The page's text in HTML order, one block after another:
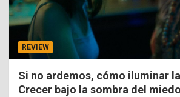
REVIEW
Si no ardemos, cómo iluminar
Crecer bajo la sombra del miedo